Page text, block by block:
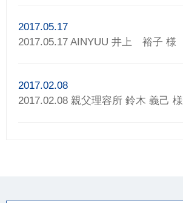
2017.05.17
2017.05.17 AINYUU 井上 裕子 様
2017.02.08
2017.02.08 親父理容所 鈴木 義己 様